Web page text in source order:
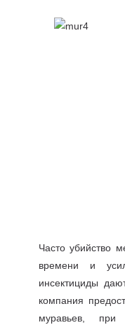
Часто убийство
времени и
инсектициды
компания
муравьев, при